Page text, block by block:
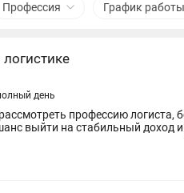
Профессия График работы
день
профессию
выйти на стабильный доход